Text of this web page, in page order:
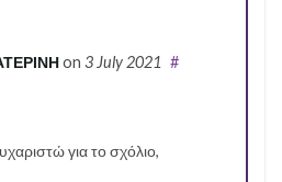
on 3 July 2021 #
για το σχόλιο,